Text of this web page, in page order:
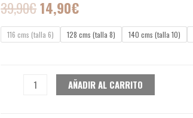
39,90€original
era:
14,90€actual
es:
116 cms (talla 6) 128 cms (talla 8) 140 cms (talla 10)
Barcelona
JR
AÑADIR AL CARRITO